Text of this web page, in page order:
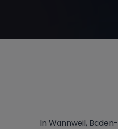
In Wannweil,